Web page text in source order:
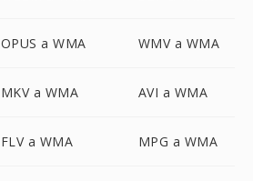
OPUS a WMA WMV a WMA
MKV a WMA AVI a WMA
FLV a WMA MPG a WMA